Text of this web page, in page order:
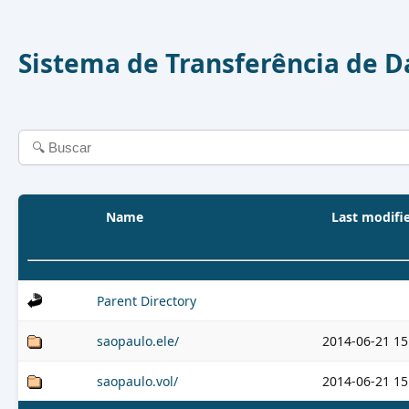
Sistema de Transferência de
Name Last
Parent Directory
saopaulo.ele/ 2014-06-21
saopaulo.vol/ 2014-06-21